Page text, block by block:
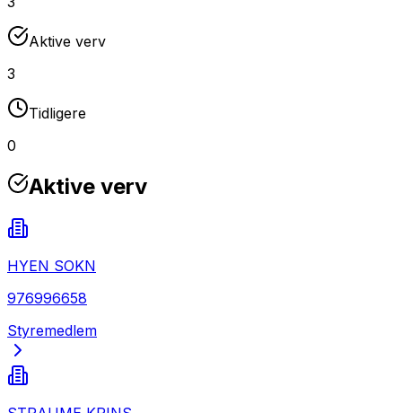
Aktive verv
3
Tidligere
0
Aktive verv
HYEN SOKN
976996658
Styremedlem